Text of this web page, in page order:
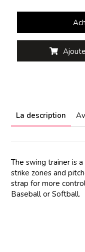
La description
The swing trainer is
strike zones and
strap for more
Baseball or Softball.